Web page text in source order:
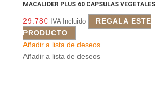
MACALIDER PLUS 60 CAPSULAS VEGETALES
29.78€ IVA Incluido
REGALA ESTE
PRODUCTO
Añadir a lista de deseos
Añadir a lista de deseos